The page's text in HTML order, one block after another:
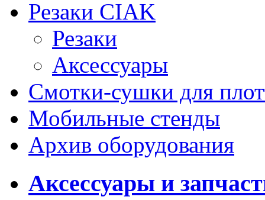
Резаки CIAK
Резаки
Аксессуары
Смотки-сушки для
Мобильные стенды
Архив оборудования
Аксессуары и